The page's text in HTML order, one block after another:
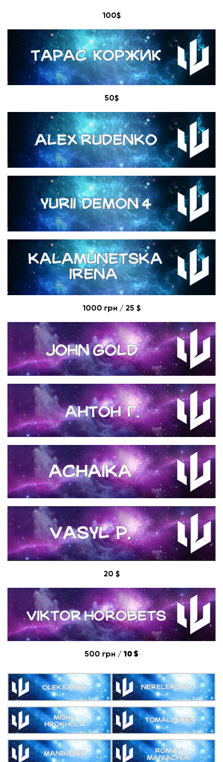
100$
50$
1000 грн / 25 $
20 $
500 грн / 10 $